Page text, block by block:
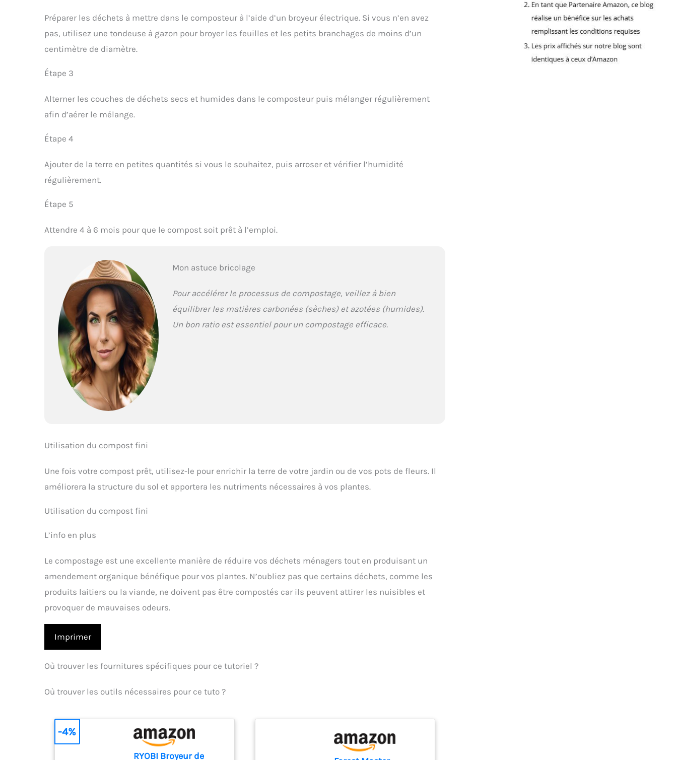
Préparer les déchets à mettre dans le composteur à l’aide d’un broyeur électrique. Si vous n’en avez
pas, utilisez une tondeuse à gazon pour broyer les feuilles et les petits branchages de moins d’un
centimètre de diamètre.
Étape 3
Alterner les couches de déchets secs et humides dans le composteur puis mélanger régulièrement
afin d’aérer le mélange.
Étape 4
Ajouter de la terre en petites quantités si vous le souhaitez, puis arroser et vérifier l’humidité
régulièrement.
Étape 5
Attendre 4 à 6 mois pour que le compost soit prêt à l’emploi.
Mon astuce bricolage
Pour accélérer le processus de compostage, veillez à bien
équilibrer les matières carbonées (sèches) et azotées (humides).
Un bon ratio est essentiel pour un compostage efficace.
Utilisation du compost fini
Une fois votre compost prêt, utilisez-le pour enrichir la terre de votre jardin ou de vos pots de fleurs. Il
améliorera la structure du sol et apportera les nutriments nécessaires à vos plantes.
Utilisation du compost fini
L’info en plus
Le compostage est une excellente manière de réduire vos déchets ménagers tout en produisant un
amendement organique bénéfique pour vos plantes. N’oubliez pas que certains déchets, comme les
produits laitiers ou la viande, ne doivent pas être compostés car ils peuvent attirer les nuisibles et
provoquer de mauvaises odeurs.
Imprimer
Où trouver les fournitures spécifiques pour ce tutoriel ?
Où trouver les outils nécessaires pour ce tuto ?
RYOBI Broyeur de
-4%